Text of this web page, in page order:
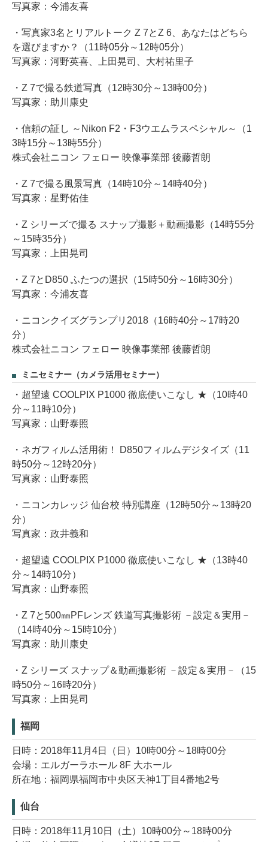
写真家：今浦友喜
・写真家3名とリアルトーク Z 7とZ 6、あなたはどちら
を選びますか？（11時05分～12時05分）
写真家：河野英喜、上田晃司、大村祐里子
・Z 7で撮る鉄道写真（12時30分～13時00分）
写真家：助川康史
・信頼の証し ～Nikon F2・F3ウエムラスペシャル～（1
3時15分～13時55分）
株式会社ニコン フェロー 映像事業部 後藤哲朗
・Z 7で撮る風景写真（14時10分～14時40分）
写真家：星野佑佳
・Z シリーズで撮る スナップ撮影＋動画撮影（14時55分
～15時35分）
写真家：上田晃司
・Z 7とD850 ふたつの選択（15時50分～16時30分）
写真家：今浦友喜
・ニコンクイズグランプリ2018（16時40分～17時20
分）
株式会社ニコン フェロー 映像事業部 後藤哲朗
ミニセミナー（カメラ活用セミナー）
・超望遠 COOLPIX P1000 徹底使いこなし ★（10時40
分～11時10分）
写真家：山野泰照
・ネガフィルム活用術！ D850フィルムデジタイズ（11
時50分～12時20分）
写真家：山野泰照
・ニコンカレッジ 仙台校 特別講座（12時50分～13時20
分）
写真家：政井義和
・超望遠 COOLPIX P1000 徹底使いこなし ★（13時40
分～14時10分）
写真家：山野泰照
・Z 7と500㎜PFレンズ 鉄道写真撮影術 －設定＆実用－
（14時40分～15時10分）
写真家：助川康史
・Z シリーズ スナップ＆動画撮影術 －設定＆実用－（15
時50分～16時20分）
写真家：上田晃司
福岡
日時：2018年11月4日（日）10時00分～18時00分
会場：エルガーラホール 8F 大ホール
所在地：福岡県福岡市中央区天神1丁目4番地2号
仙台
日時：2018年11月10日（土）10時00分～18時00分